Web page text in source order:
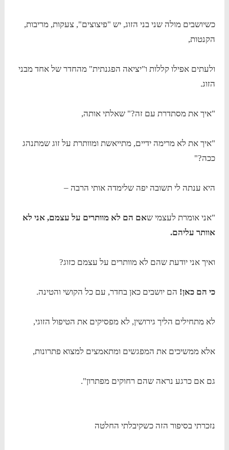
כשיושבים מולה שני בני הזוג, יש "פיצוצים", צעקות, מריבות,
הקנטות,
ולעתים אפילו קללות ו"יציאה הפגנתית" מהחדר של אחד מבני
הזוג.
"איך את מסתדרת עם זה?" שאלתי אותה,
"איך את לא מרימה ידיים, מתייאשת ומוותרת על זוג שמתנהג
ככה?"
היא ענתה לי תשובה יפה שלימדה אותי הרבה –
"אני אומרת לעצמי שאם הם לא מוותרים על עצמם, אני לא
אוותר עליהם.
ואיך אני יודעת שהם לא מוותרים על עצמם כזוג?
כי הם כאן! הם יושבים כאן בחדר, עם כל הקושי והטינה.
לא מתחילים הליך גירושין, לא מפסיקים את הטיפול הזוגי,
אלא ממשיכים את המפגשים ומתאמצים למצוא פתרונות,
גם אם כרגע נראה שהם רחוקים מפתרון".
נזכרתי בסיפור הזה כשקיבלתי החלטה